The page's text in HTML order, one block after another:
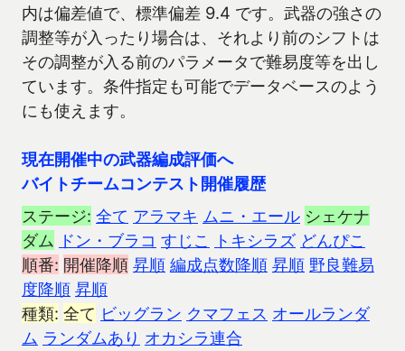
内は偏差値で、標準偏差 9.4 です。武器の強さの
調整等が入ったり場合は、それより前のシフトは
その調整が入る前のパラメータで難易度等を出し
ています。条件指定も可能でデータベースのよう
にも使えます。
現在開催中の武器編成評価へ
バイトチームコンテスト開催履歴
ステージ: 全て アラマキ ムニ・エール シェケナ
ダム ドン・ブラコ すじこ トキシラズ どんぴこ
順番: 開催降順 昇順 編成点数降順 昇順 野良難易
度降順 昇順
種類: 全て ビッグラン クマフェス オールランダ
ム ランダムあり オカシラ連合